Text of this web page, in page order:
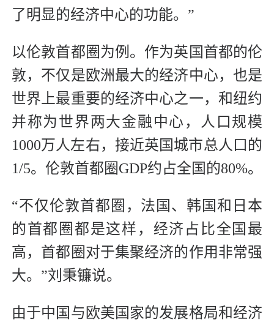
了明显的经济中心的功能。”
以伦敦首都圈为例。作为英国首都的伦
敦，不仅是欧洲最大的经济中心，也是
世界上最重要的经济中心之一，和纽约
并称为世界两大金融中心，人口规模
1000万人左右，接近英国城市总人口的
1/5。伦敦首都圈GDP约占全国的80%。
“不仅伦敦首都圈，法国、韩国和日本
的首都圈都是这样，经济占比全国最
高，首都圈对于集聚经济的作用非常强
大。”刘秉镰说。
由于中国与欧美国家的发展格局和经济